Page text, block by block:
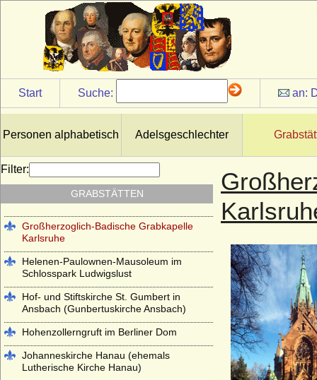
Start Suche: an:
Personen alphabetisch Adelsgeschlechter
Filter:
GRABSTÄTTEN
Antikentempel im Park Sanssouci
Basilica di San Lorenzo in Florenz
Cirksena-Mausoleum in Aurich
Erlöserkirche Hedingen im Kloster
Hedingen
Garnisonkirche Berlin und Alter
Garnisonfriedhof Berlin
Grabkapelle auf dem Württemberg
Großherzoglich-Badische Grabkapelle
Karlsruhe
Helenen-Paulownen-Mausoleum im
Schlosspark Ludwigslust
Hof- und Stiftskirche St. Gumbert in
Ansbach (Gunbertuskirche Ansbach)
Hohenzollerngruft im Berliner Dom
Johanneskirche Hanau (ehemals
Lutherische Kirche Hanau)